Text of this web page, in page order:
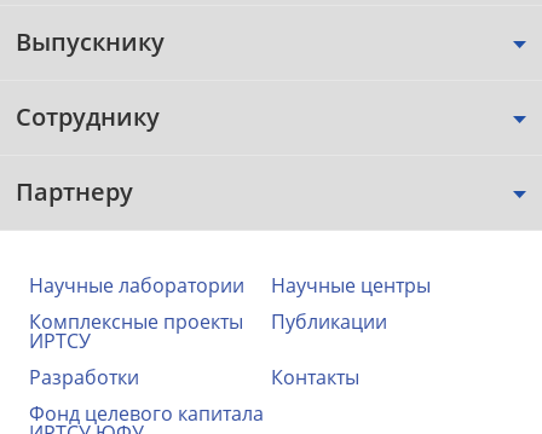
Выпускнику
Сотруднику
Партнеру
Научные лаборатории
Научные центры
Комплексные проекты
ИРТСУ
Публикации
Разработки
Контакты
Фонд целевого капитала